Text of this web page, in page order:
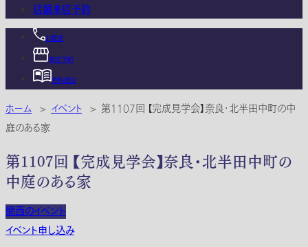
店舗来店予約
お電話
来店予約
資料請求
ホーム > イベント > 第1107回 【完成見学会】奈良・北半田中町の中
庭のある家
第1107回 【完成見学会】奈良・北半田中町の
中庭のある家
関西のイベント
イベント申し込み